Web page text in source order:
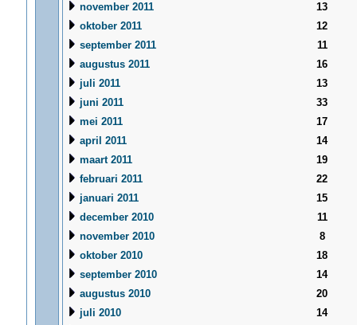
november 2011
13
oktober 2011
12
september 2011
11
augustus 2011
16
juli 2011
13
juni 2011
33
mei 2011
17
april 2011
14
maart 2011
19
februari 2011
22
januari 2011
15
december 2010
11
november 2010
8
oktober 2010
18
september 2010
14
augustus 2010
20
juli 2010
14